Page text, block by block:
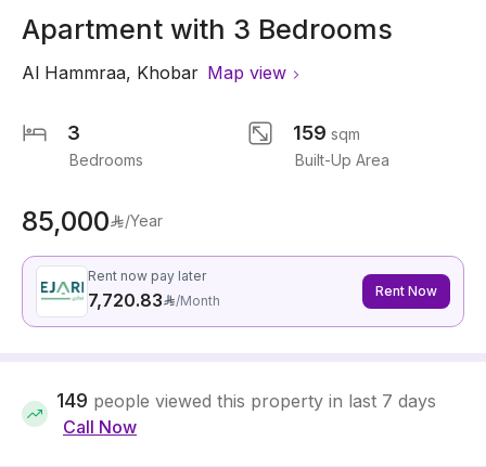
Apartment with 3 Bedrooms
Al Hammraa, Khobar Map view
3
Bedrooms
159 sqm
Built-Up Area
85,000 /Year
Rent now pay later
7,720.83 /Month
Rent Now
149 people viewed this property in last 7 days
Call Now